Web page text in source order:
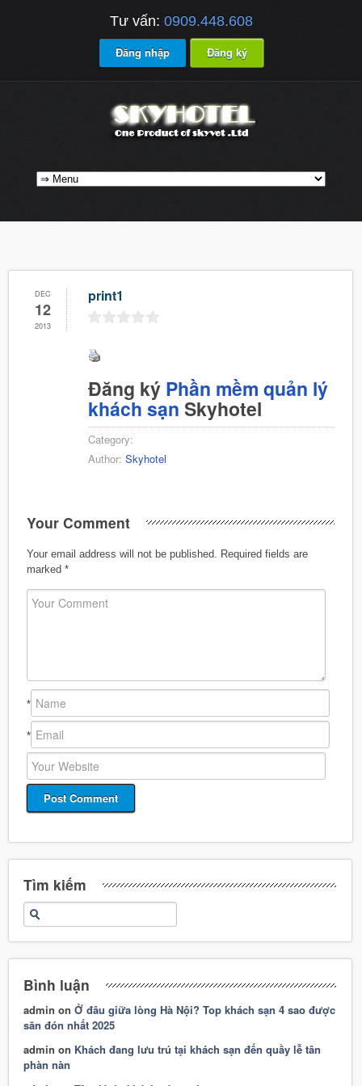
Tư vấn: 0909.448.608
Đăng nhập Đăng ký
DEC
12
2013
print1
Đăng ký Phần mềm quản lý
khách sạn Skyhotel
Category:
Author: Skyhotel
Your Comment
Your email address will not be published.
Required fields are
marked *
*
*
Tìm kiếm
Bình luận
admin onỞ đâu giữa lòng Hà Nội? Top khách sạn 4 sao được
săn đón nhất 2025
admin on Khách đang lưu trú tại khách sạn đến quầy lễ tân
phàn nàn